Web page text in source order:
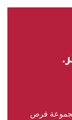
فرص